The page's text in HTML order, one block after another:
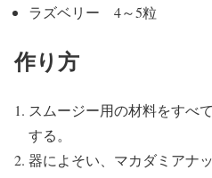
ラズベリー 4～5粒
作り方
スムージー用の材料をすべ
する。
器によそい、マカダミアナ